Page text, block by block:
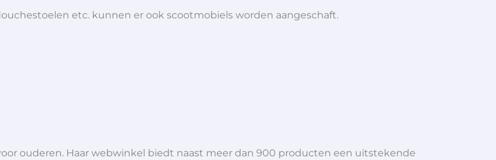
etc. kunnen er ook scootmobiels worden aangeschaft.
ouderen. Haar webwinkel biedt naast meer dan 900 producten een uitstekende